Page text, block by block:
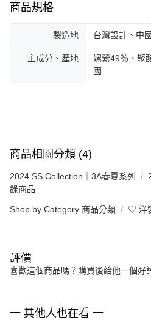
商品規格
製造地 台灣設計、中
主成分、產地
嫘縈49％、聚
國
商品相關分類 (4)
2024 SS Collection｜3A春夏系列
錄商品
Shop by Category 商品分類 ♡ 洋
評價
喜歡這個商品嗎？購買後給他一個好
一 其他人也在看 一